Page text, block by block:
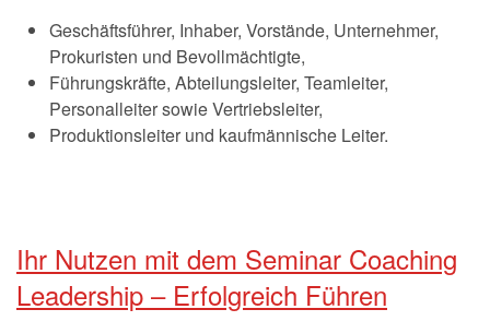
Geschäftsführer, Inhaber, Vorstände, Unternehmer,
Prokuristen und Bevollmächtigte,
Führungskräfte, Abteilungsleiter, Teamleiter,
Personalleiter sowie Vertriebsleiter,
Produktionsleiter und kaufmännische Leiter.
Ihr Nutzen mit dem Seminar Coaching
Leadership – Erfolgreich Führen